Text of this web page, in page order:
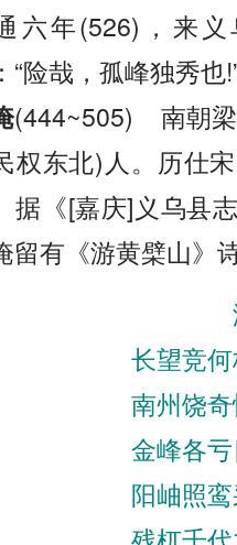
六年(526)，来
“险哉，孤峰独秀也
(444~505) 南朝梁
权东北)人。历仕
据《[嘉庆]义乌县
留有《游黄檗山》
长望竞
南州饶
金峰各
阳岫照